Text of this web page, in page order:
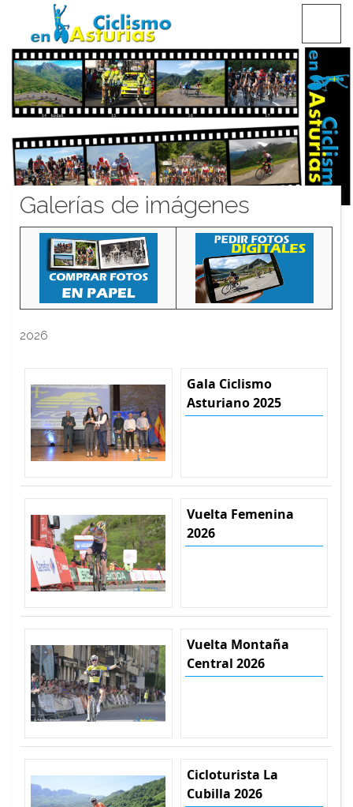
CICLISMO EN ASTURIAS
Galerías de imágenes
2026
Gala Ciclismo
Asturiano 2025
Vuelta Femenina
2026
Vuelta Montaña
Central 2026
Cicloturista La
Cubilla 2026